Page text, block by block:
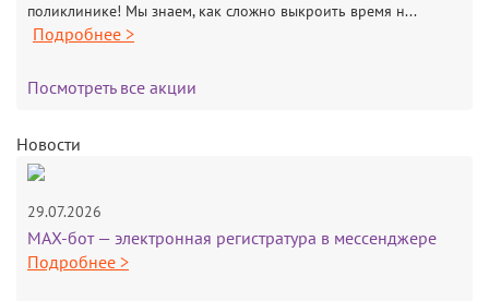
поликлинике! Мы знаем, как сложно выкроить время н...
Подробнее >
Посмотреть все акции
Новости
29.07.2026
MAX-бот — электронная регистратура в мессенджере
Подробнее >